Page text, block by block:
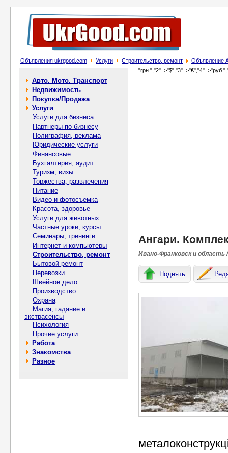
Объявления ukrgood.com Услуги Строительство, ремонт Объявление
Авто. Мото. Транспорт
Недвижимость
Покупка/Продажа
Услуги
Услуги для бизнеса
Партнеры по бизнесу
Полиграфия, реклама
Юридические услуги
Финансовые
Бухгалтерия, аудит
Туризм, визы
Торжества, развлечения
Питание
Видео и фотосъемка
Красота, здоровье
Услуги для животных
Частные уроки, курсы
Семинары, тренинги
Интернет и компьютеры
Строительство, ремонт
Бытовой ремонт
Перевозки
Швейное дело
Производство
Охрана
Магия, гадание и
экстрасенсы
Психология
Прочие услуги
Работа
Знакомства
Разное
Ангари.
Ивано-Франковск и область
Поднять